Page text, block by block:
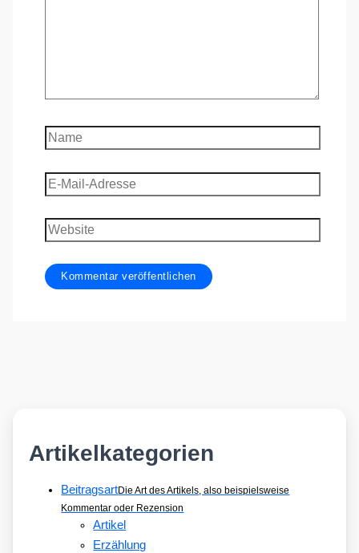
Name
E-
Mail-
Adresse
Website
Artikelkategorien
BeitragsartDie Art des Artikels, also beispielsweise
Kommentar oder Rezension
Artikel
Erzählung